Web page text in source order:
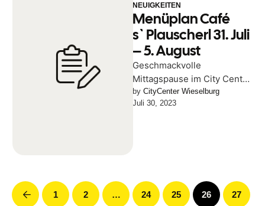
NEUIGKEITEN
Menüplan Café
s`Plauscherl 31. Juli
– 5. August
Geschmackvolle
Mittagspause im City Center
Wieselburg!
by CityCenter Wieselburg
Juli 30, 2023
1 2 … 24 25 26 27